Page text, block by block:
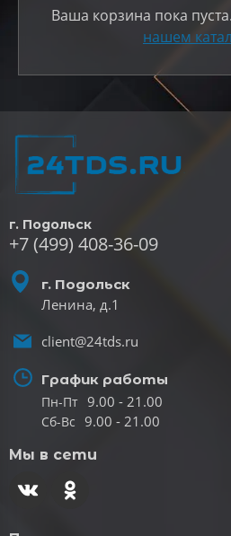
Ваша корзина пока
нашем
г. Подольск
+7 (499) 408-36-09
г. Подольск
Ленина, д.1
client@24tds.ru
График работы
Пн-Пт 9.00 - 21.00
Сб-Вс 9.00 - 21.00
Мы в сети